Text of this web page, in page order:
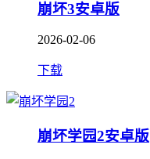
崩坏3安卓版
2026-02-06
下载
崩坏学园2安卓版